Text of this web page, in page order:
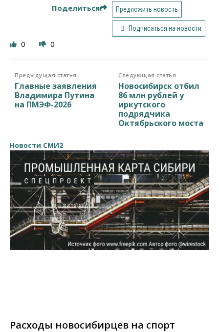
Поделиться Предложить новость
Подписаться на новости
0 0
Предыдущая статья
Главные заявления
Владимира Путина
на ПМЭФ-2026
Следующая статья
Новосибирск отбил
86 млн рублей у
иркутского
подрядчика
Октябрьского моста
Новости СМИ2
Расходы новосибирцев на спорт